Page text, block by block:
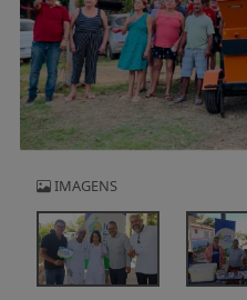
IMAGENS